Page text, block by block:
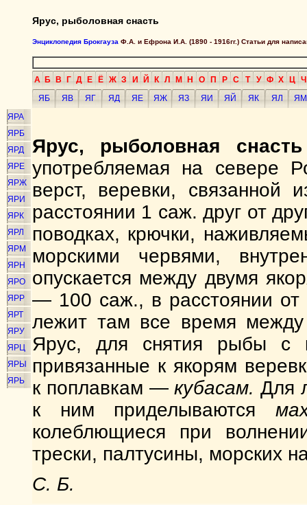
Ярус, рыболовная снасть
Энциклопедия Брокгауза Ф.А. и Ефрона И.А. (1890 - 1916гг.) Статьи для
А Б В Г Д Е Ё Ж З И Й К Л М Н О П Р С Т У Ф Х Ц Ч
ЯБ
ЯВ ЯГ ЯД ЯЕ ЯЖ ЯЗ ЯИ ЯЙ ЯК ЯЛ
ЯМ
ЯРА
ЯРБ
ЯРД
ЯРЕ
ЯРЖ
ЯРИ
ЯРК
ЯРЛ
ЯРМ
ЯРН
ЯРО
ЯРР
ЯРТ
ЯРУ
ЯРЦ
ЯРЫ
ЯРЬ
Ярус, рыболовная снасть
употребляемая на севере
верст, веревки, связанной
расстоянии 1 саж. друг от
поводках, крючки,
морскими червями,
опускается между двумя
— 100 саж., в расстоянии от
лежит там все время
Ярус, для снятия рыбы с
привязанные к якорям
к поплавкам —кубасам. Для
к ним приделываются
колеблющиеся при
трески, палтусины, морских
С. Б.